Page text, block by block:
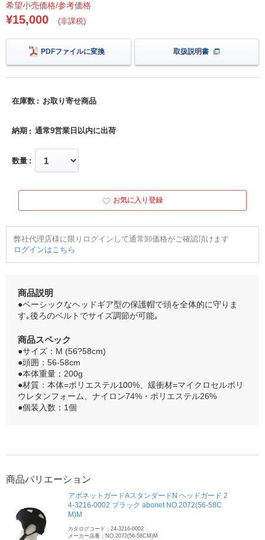
希望小売価格/参考価格
¥15,000 (非課税)
PDFファイルに変換 取扱説明書
在庫数 お取り寄せ商品
納期 通常9営業日以内に出荷
数量
お気に入り登録
弊社代理店様に限りログインして通常卸価格がご確認頂けます
ログインはこちら
商品説明
●ベーシックなヘッドギア型の保護帽で頭を全体的に守りま
す｡後ろのベルトでサイズ調節が可能｡
商品スペック
●サイズ：M (56?58cm)
●頭囲：56-58cm
●本体重量：200g
●材質：本体=ポリエステル100%、緩衝材=マイクロセルポリ
ウレタンフォーム、ナイロン74%・ポリエステル26%
●個装入数：1個
商品バリエーション
アボネットガードAスタンダードN ヘッドガード 2
4-3216-0002 ブラック abonet NO.2072(56-58C
M)M
カタログコード：24-3216-0002
メーカー品番：NO.2072(56-58CM)M